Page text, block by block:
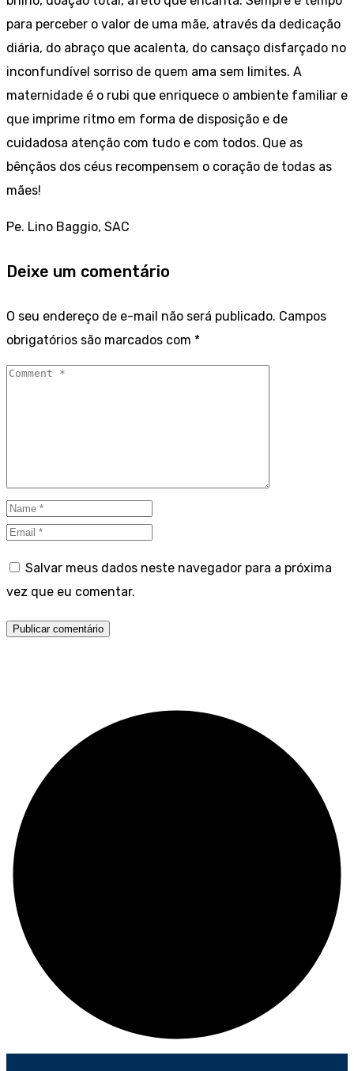
para perceber o valor de uma mãe, através da dedicação
diária, do abraço que acalenta, do cansaço disfarçado no
inconfundível sorriso de quem ama sem limites. A
maternidade é o rubi que enriquece o ambiente familiar e
que imprime ritmo em forma de disposição e de
cuidadosa atenção com tudo e com todos. Que as
bênçãos dos céus recompensem o coração de todas as
mães!
Pe. Lino Baggio, SAC
Deixe um comentário
O seu endereço de e-mail não será publicado. Campos
obrigatórios são marcados com *
Salvar meus dados neste navegador para a próxima
vez que eu comentar.